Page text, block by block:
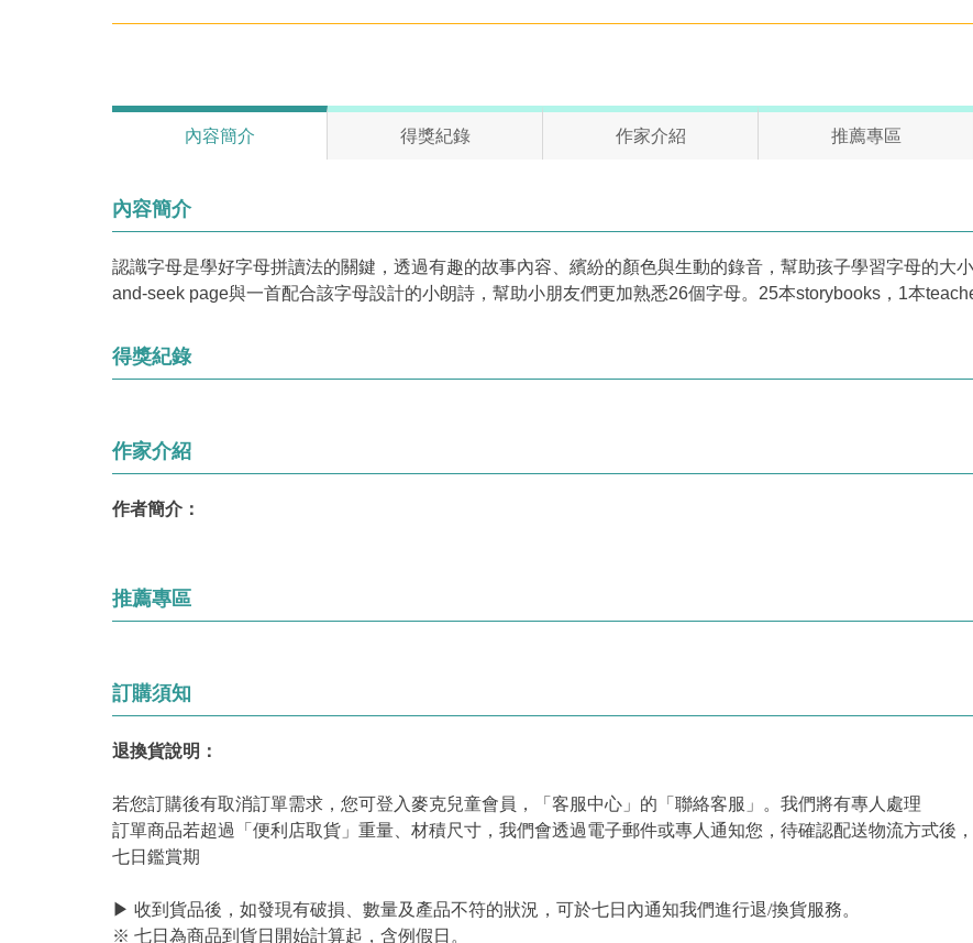
內容簡介 得獎紀錄 作家介紹 推薦專區
內容簡介
認識字母是學好字母拼讀法的關鍵，透過有趣的故事內容、繽紛的顏色與生動的錄音，幫助孩子學習字母的大
and-seek page與一首配合該字母設計的小朗詩，幫助小朋友們更加熟悉26個字母。25本storybooks，1本
得獎紀錄
作家介紹
作者簡介：
推薦專區
訂購須知
退換貨說明：
若您訂購後有取消訂單需求，您可登入麥克兒童會員，「客服中心」的「聯絡客服」。我們將有專人處理
訂單商品若超過「便利店取貨」重量、材積尺寸，我們會透過電子郵件或專人通知您，待確認配送物流方式後，
七日鑑賞期
▶ 收到貨品後，如發現有破損、數量及產品不符的狀況，可於七日內通知我們進行退/換貨服務。
※ 七日為商品到貨日開始計算起，含例假日。